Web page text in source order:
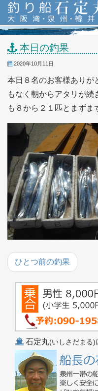
本日の釣果
2020年10月11日
本日８名のお客様ありが
もなく朝からアタリが
も８から２１匹とまずま
ひとつ前の釣果
石定丸(いしさだまる)